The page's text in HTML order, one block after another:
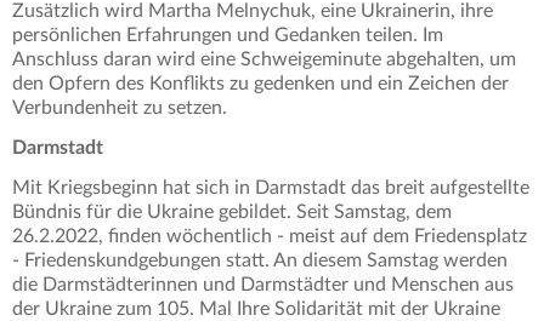
Zusätzlich wird Martha Melnychuk, eine Ukrainerin, ihre
persönlichen Erfahrungen und Gedanken teilen. Im
Anschluss daran wird eine Schweigeminute abgehalten, um
den Opfern des Konflikts zu gedenken und ein Zeichen der
Verbundenheit zu setzen.
Darmstadt
Mit Kriegsbeginn hat sich in Darmstadt das breit aufgestellte
Bündnis für die Ukraine gebildet. Seit Samstag, dem
26.2.2022, finden wöchentlich - meist auf dem Friedensplatz
- Friedenskundgebungen statt. An diesem Samstag werden
die Darmstädterinnen und Darmstädter und Menschen aus
der Ukraine zum 105. Mal Ihre Solidarität mit der Ukraine